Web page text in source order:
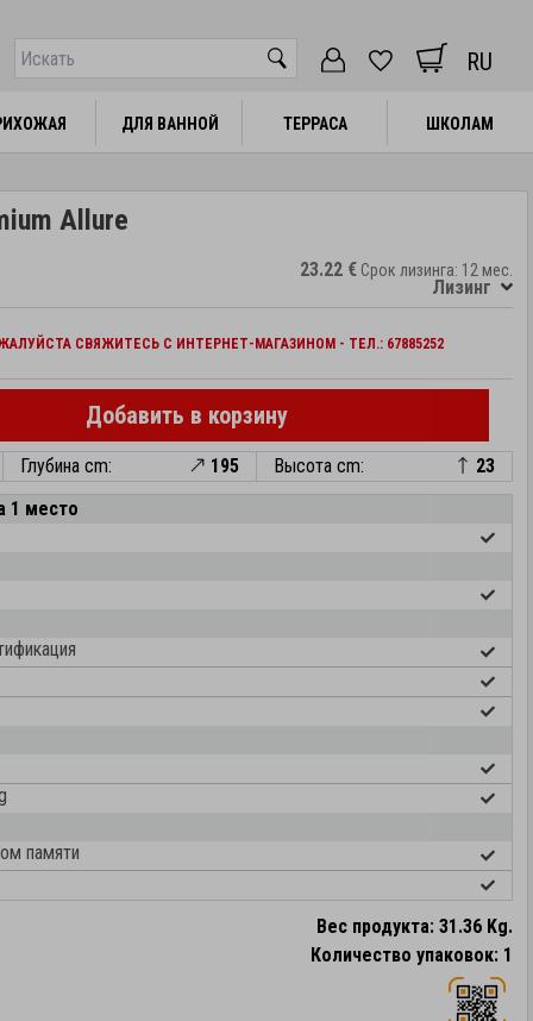
RU
ДЛЯ ВАННОЙ ТЕРРАСА ШКОЛАМ
ДЛЯ ВАННОЙ ТЕРРАСА ШКОЛАМ
Allure
23.22 € Срок лизинга: 12 мес.
Лизинг
СВЯЖИТЕСЬ С ИНТЕРНЕТ-МАГАЗИНОМ - ТЕЛ.: 67885252
Добавить в корзину
Глубина cm: 195 Высота cm:
23
1 место
памяти
Вес продукта: 31.36 Kg.
Количество упаковок: 1